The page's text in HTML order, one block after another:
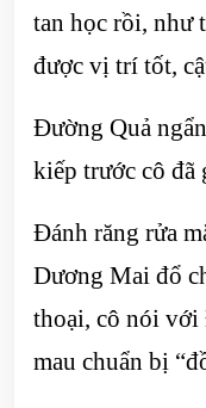
tan học rồi, như
được vị trí tốt,
Đường Quả
kiếp trước cô đã
Đánh răng rửa
Dương Mai đổ
thoại, cô nói
mau chuẩn bị